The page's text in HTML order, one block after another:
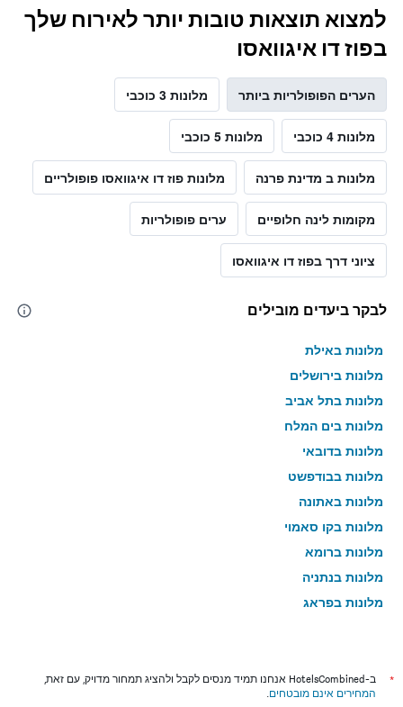
למצוא תוצאות טובות יותר לאירוח שלך
בפוז דו איגוואסו
הערים הפופולריות ביותר מלונות 3 כוכבי
מלונות 4 כוכבי מלונות 5 כוכבי
מלונות ב מדינת פרנה מלונות פוז דו איגוואסו פופולריים
מקומות לינה חלופיים ערים פופולריות
ציוני דרך בפוז דו איגוואסו
לבקר ביעדים מובילים
מלונות באילת
מלונות בירושלים
מלונות בתל אביב
מלונות בים המלח
מלונות בדובאי
מלונות בבודפשט
מלונות באתונה
מלונות בקו סאמוי
מלונות ברומא
מלונות בנתניה
מלונות בפראג
מלונות בניו יורק
מלונות בבנגקוק
*
ב-HotelsCombined אנחנו תמיד מנסים לקבל ולהציג תמחור מדויק, עם זאת,
המחירים אינם מובטחים.